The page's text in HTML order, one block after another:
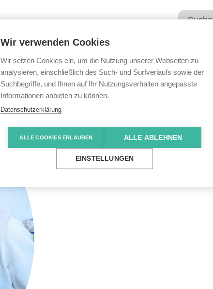
Wir
Wir verwenden Cookies
Wir setzen Cookies ein, um die Nutzung unserer Webseiten zu
analysieren, einschließlich des Such- und Surfverlaufs sowie der
Suchbegriffe, und Ihnen auf Ihr Nutzungsverhalten angepasste
Informationen anbieten zu können.
Datenschutzerklärung
ALLE COOKIES ERLAUBEN ALLE ABLEHNEN
EINSTELLUNGEN